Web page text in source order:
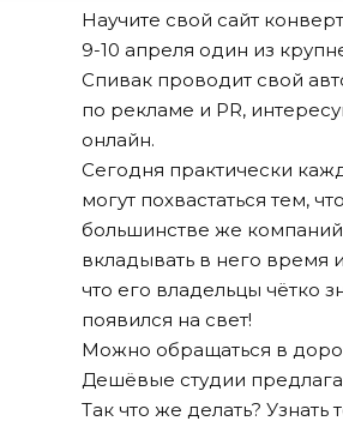
Научите свой сайт
9-10 апреля один из
Спивак проводит свой
по рекламе и PR,
онлайн.
Сегодня практически
могут похвастаться тем,
большинстве же компаний
вкладывать в него время
что его владельцы чётко
появился на свет!
Можно обращаться в
Дешёвые студии
Так что же делать?